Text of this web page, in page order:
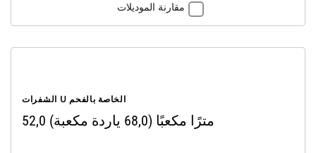
مقارنة الموديلات
الشفرات U الخاصة بالفحم
52,0 مترًا مكعبًا (68,0 ياردة مكعبة)